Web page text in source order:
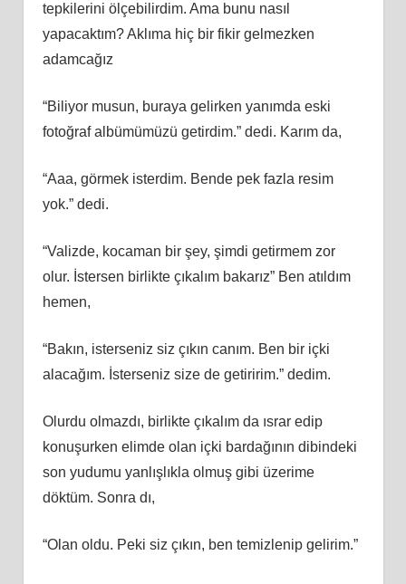
tepkilerini ölçebilirdim. Ama bunu nasıl
yapacaktım? Aklıma hiç bir fikir gelmezken
adamcağız
“Biliyor musun, buraya gelirken yanımda eski
fotoğraf albümümüzü getirdim.” dedi. Karım da,
“Aaa, görmek isterdim. Bende pek fazla resim
yok.” dedi.
“Valizde, kocaman bir şey, şimdi getirmem zor
olur. İstersen birlikte çıkalım bakarız” Ben atıldım
hemen,
“Bakın, isterseniz siz çıkın canım. Ben bir içki
alacağım. İsterseniz size de getiririm.” dedim.
Olurdu olmazdı, birlikte çıkalım da ısrar edip
konuşurken elimde olan içki bardağının dibindeki
son yudumu yanlışlıkla olmuş gibi üzerime
döktüm. Sonra dı,
“Olan oldu. Peki siz çıkın, ben temizlenip gelirim.”